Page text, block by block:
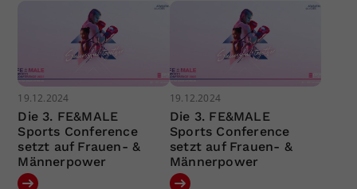
19.12.2024
Die 3. FE&MALE
Sports Conference
setzt auf Frauen- &
Männerpower
19.12.2024
Die 3. FE&MALE
Sports Conference
setzt auf Frauen- &
Männerpower